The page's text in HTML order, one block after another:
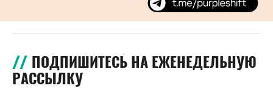
ПОДПИШИТЕСЬ НА ЕЖЕНЕДЕЛЬНУЮ
РАССЫЛКУ